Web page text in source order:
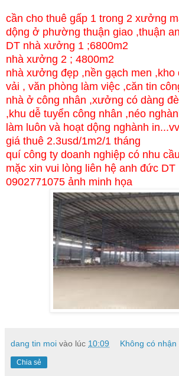
cần cho thuê gấp 1 trong 2 xưởng
dộng ở phường thuận giao ,thuận
DT nhà xưởng 1 ;6800m2
nhà xưởng 2 ; 4800m2
nhà xưởng đẹp ,nền gạch men ,kho
vải , văn phòng làm việc ,căn tin
nhà ở công nhân ,xưởng có dàng
,khu dễ tuyển công nhân ,néo
làm luôn và hoạt dộng nghành in...vv
giá thuê 2.3usd/1m2/1 tháng
quí công ty doanh nghiệp có nhu
mặc xin vui lòng liên hệ anh đức DT
0902771075 ảnh minh họa
dang tin moi vào lúc 10:09 Không có nhận
Chia sẻ